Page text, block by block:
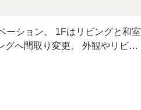
ーション。 1Fはリビングと和室
グへ間取り変更。 外観やリビン
ットも設置し、モダンなお部屋
り框には立派な楓が使用されて
はクロスは使わず珪藻土を使用